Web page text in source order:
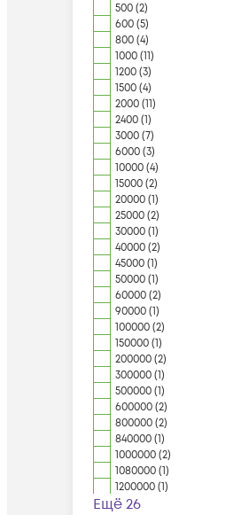
500 (2)
600 (5)
800 (4)
1000 (11)
1200 (3)
1500 (4)
2000 (11)
2400 (1)
3000 (7)
6000 (3)
10000 (4)
15000 (2)
20000 (1)
25000 (2)
30000 (1)
40000 (2)
45000 (1)
50000 (1)
60000 (2)
90000 (1)
100000 (2)
150000 (1)
200000 (2)
300000 (1)
500000 (1)
600000 (2)
800000 (2)
840000 (1)
1000000 (2)
1080000 (1)
1200000 (1)
Ещё 26